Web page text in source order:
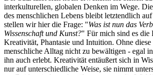
interkulturellen, globalen Denken im Wege.
des menschlichen Lebens bleibt letztendlich
stellen wir hier die Frage: "Was ist nun das
Wissenschaft und Kunst?" Für mich sind es die
Kreativität, Phantasie und Intuition. Ohne diese
menschliche Alltag nicht zu bewältigen - egal
ihn auch erlebt. Kreativität entäußert sich in
nur auf unterschiedliche Weise, sie nimmt